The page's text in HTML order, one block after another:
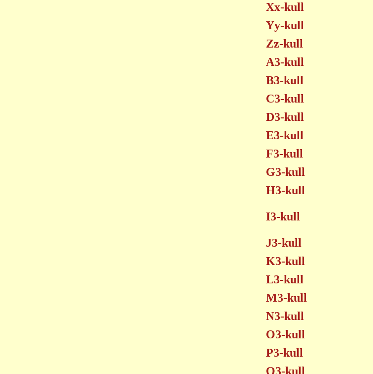
Xx-kull
Yy-kull
Zz-kull
A3-kull
B3-kull
C3-kull
D3-kull
E3-kull
F3-kull
G3-kull
H3-kull
I3-kull
J3-kull
K3-kull
L3-kull
M3-kull
N3-kull
O3-kull
P3-kull
Q3-kull